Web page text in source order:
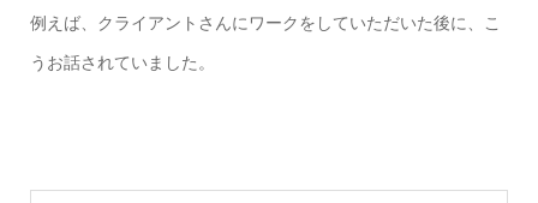
例えば、クライアントさんにワークをしていただいた後に、こ
うお話されていました。